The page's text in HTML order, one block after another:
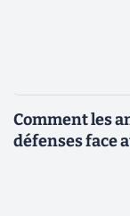
Comment les
défenses face